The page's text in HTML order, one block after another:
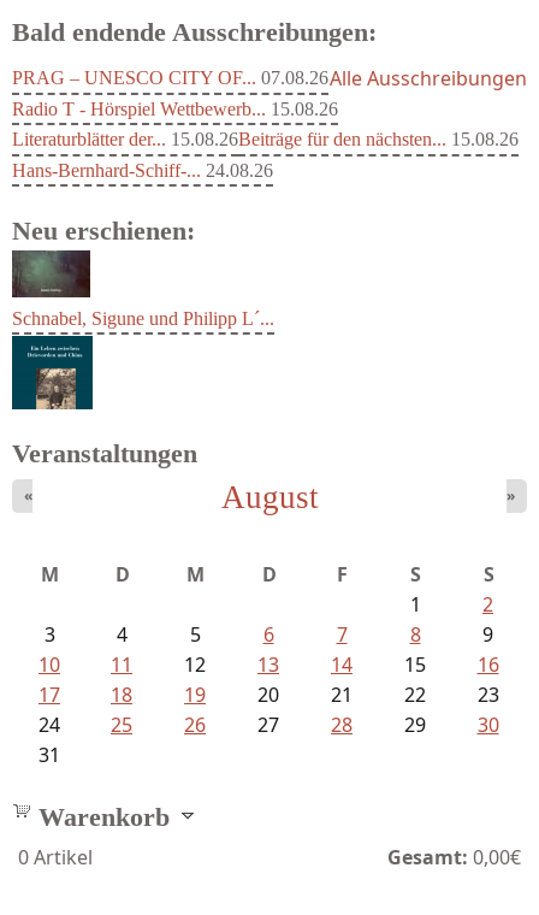
Bald endende Ausschreibungen:
PRAG – UNESCO CITY OF... 07.08.26
Radio T - Hörspiel Wettbewerb... 15.08.26
Literaturblätter der... 15.08.26Beiträge für den nächsten... 15.08.26
Hans-Bernhard-Schiff-... 24.08.26
Alle Ausschreibungen
Neu erschienen:
Ein Leben zwischen Drievorden und...
Schnabel, Sigune und Philipp L´...
Veranstaltungen
August
« »
M D M D F S
S
1
2
3
4 5 6 7 8
9
10
11 12 13 14 15
16
17
18 19 20 21 22
23
24
25 26 27 28 29
30
31
Warenkorb
0Artikel Gesamt: 0,00€